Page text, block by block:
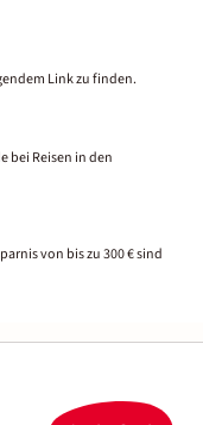
Link zu finden.
bei Reisen in den
von bis zu 300 € sind